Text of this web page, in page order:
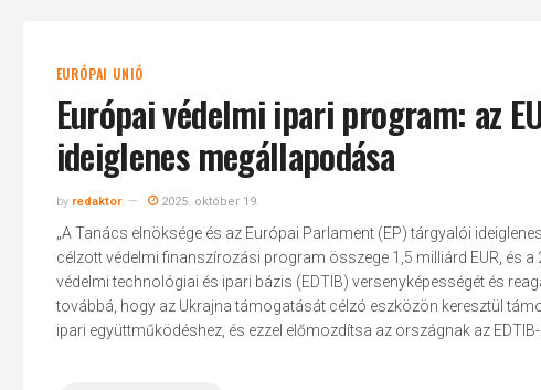
EURÓPAI UNIÓ
Európai védelmi ipari program: az
ideiglenes megállapodása
by redaktor 2025. október 19.
„A Tanács elnöksége és az Európai Parlament (EP) tárgyalói
célzott védelmi finanszírozási program összege 1,5 milliárd EUR, és
védelmi technológiai és ipari bázis (EDTIB) versenyképességét és
továbbá, hogy az Ukrajna támogatását célzó eszközön keresztül
ipari együttműködéshez, és ezzel előmozdítsa az országnak az EDTIB-